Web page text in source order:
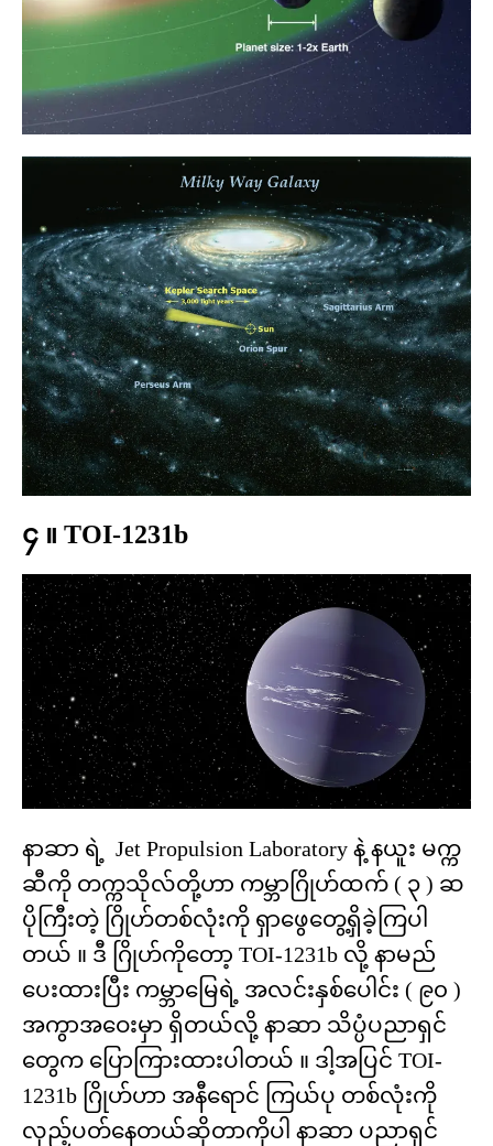
၄ ။ TOI-1231b
နာဆာ ရဲ့ Jet Propulsion Laboratory နဲ့ နယူး မက္က
ဆီကို တက္ကသိုလ်တို့ဟာ ကမ္ဘာဂြိုဟ်ထက် ( ၃ ) ဆ
ပိုကြီးတဲ့ ဂြိုဟ်တစ်လုံးကို ရှာဖွေတွေ့ရှိခဲ့ကြပါ
တယ် ။ ဒီ ဂြိုဟ်ကိုတော့ TOI-1231b လို့ နာမည်
ပေးထားပြီး ကမ္ဘာမြေရဲ့ အလင်းနှစ်ပေါင်း ( ၉၀ )
အကွာအဝေးမှာ ရှိတယ်လို့ နာဆာ သိပ္ပံပညာရှင်
တွေက ပြောကြားထားပါတယ် ။ ဒါ့အပြင် TOI-
1231b ဂြိုဟ်ဟာ အနီရောင် ကြယ်ပု တစ်လုံးကို
လှည့်ပတ်နေတယ်ဆိုတာကိုပါ နာဆာ ပညာရှင်